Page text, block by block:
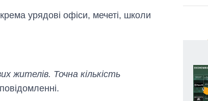
урядові офіси, мечеті, школи
жителів. Точна кількістьударів по Україні